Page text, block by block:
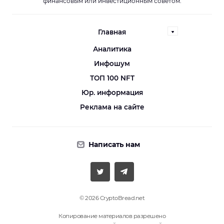
Главная
Аналитика
Инфошум
ТОП 100 NFT
Юр. информация
Реклама на сайте
Написать нам
© 2026 CryptoBread.net
Копирование материалов разрешено